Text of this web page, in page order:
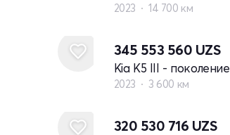
2023 14 700 км
345 553 560 UZS
Kia K5 III - поколение
2023 3 600 км
320 530 716 UZS